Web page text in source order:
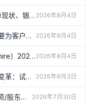
状、银
规详解
2026年8月4日
为客户骚
解
2026年8月4日
）2026
件催生新
2026年8月4日
革：试用
在就要准
2026年8月3日
/股东纠
2026年7月30日